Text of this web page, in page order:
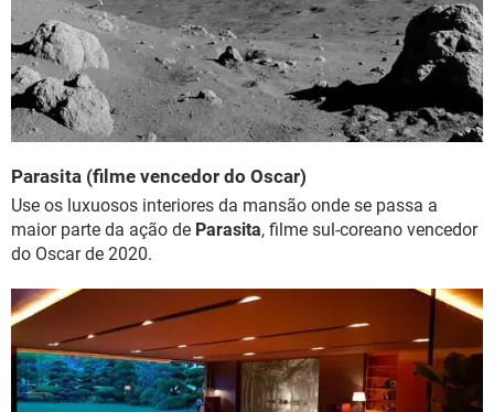
Parasita (filme vencedor do Oscar)
Use os luxuosos interiores da mansão onde se passa a
maior parte da ação de Parasita, filme sul-coreano vencedor
do Oscar de 2020.